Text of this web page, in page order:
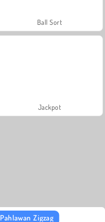
Ball Sort
Jackpot
Pahlawan Zigzag